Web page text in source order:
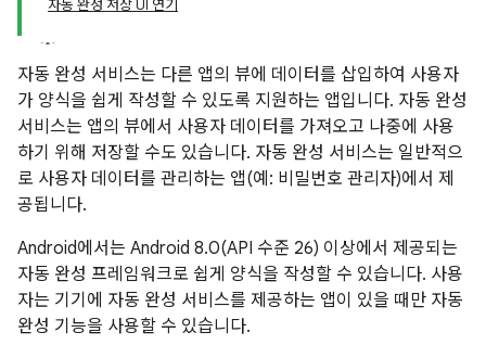
자동 완성 저장 UI 연기
자동 완성 서비스는 다른 앱의 뷰에 데이터를 삽입하여 사용자
가 양식을 쉽게 작성할 수 있도록 지원하는 앱입니다. 자동 완성
서비스는 앱의 뷰에서 사용자 데이터를 가져오고 나중에 사용
하기 위해 저장할 수도 있습니다. 자동 완성 서비스는 일반적으
로 사용자 데이터를 관리하는 앱(예: 비밀번호 관리자)에서 제
공됩니다.
Android에서는 Android 8.0(API 수준 26) 이상에서 제공되는
자동 완성 프레임워크로 쉽게 양식을 작성할 수 있습니다. 사용
자는 기기에 자동 완성 서비스를 제공하는 앱이 있을 때만 자동
완성 기능을 사용할 수 있습니다.